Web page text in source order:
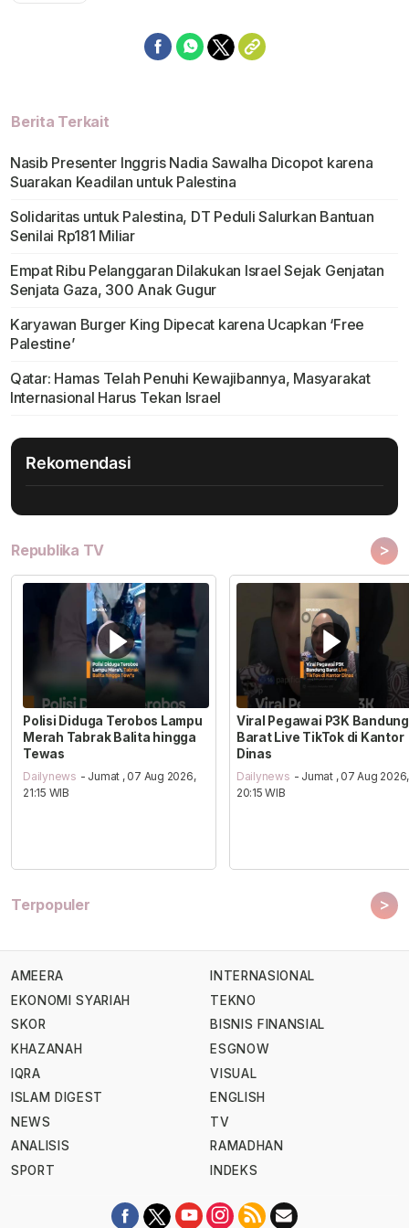
Berita Terkait
Nasib Presenter Inggris Nadia Sawalha Dicopot karena
Suarakan Keadilan untuk Palestina
Solidaritas untuk Palestina, DT Peduli Salurkan Bantuan
Senilai Rp181 Miliar
Empat Ribu Pelanggaran Dilakukan Israel Sejak Genjatan
Senjata Gaza, 300 Anak Gugur
Karyawan Burger King Dipecat karena Ucapkan ‘Free
Palestine’
Qatar: Hamas Telah Penuhi Kewajibannya, Masyarakat
Internasional Harus Tekan Israel
Rekomendasi
Republika TV >
Polisi Diduga Terobos Lampu
Merah Tabrak Balita hingga
Tewas
Dailynews - Jumat , 07 Aug 2026,
21:15 WIB
Viral Pegawai P3K Bandung
Barat Live TikTok di Kantor
Dinas
Dailynews - Jumat , 07 Aug 2026,
20:15 WIB
Terpopuler >
AMEERA
EKONOMI SYARIAH
SKOR
KHAZANAH
IQRA
ISLAM DIGEST
NEWS
ANALISIS
SPORT
INTERNASIONAL
TEKNO
BISNIS FINANSIAL
ESGNOW
VISUAL
ENGLISH
TV
RAMADHAN
INDEKS